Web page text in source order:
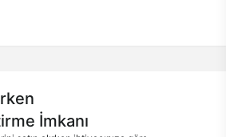
İmkanı